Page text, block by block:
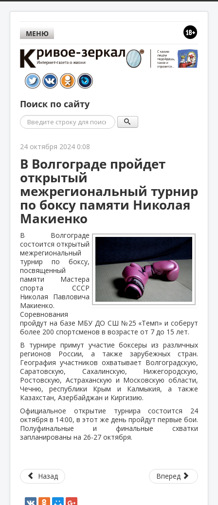
МЕНЮ
Поиск по сайту
Поиск
24 октября 2024 0:08
В Волгограде пройдет
открытый
межрегиональный турнир
по боксу памяти Николая
Макиенко
В Волгограде
состоится открытый
межрегиональный
турнир по боксу,
посвященный
памяти Мастера
спорта СССР
Николая Павловича
Макиенко.
Соревнования
пройдут на базе МБУ ДО СШ №25 «Темп» и соберут
более 200 спортсменов в возрасте от 7 до 15 лет.
В турнире примут участие боксеры из различных
регионов России, а также зарубежных стран.
География участников охватывает Волгоградскую,
Саратовскую, Сахалинскую, Нижегородскую,
Ростовскую, Астраханскую и Московскую области,
Чечню, республики Крым и Калмыкия, а также
Казахстан, Азербайджан и Киргизию.
Официальное открытие турнира состоится 24
октября в 14:00, в этот же день пройдут первые бои.
Полуфинальные и финальные схватки
запланированы на 26-27 октября.
Назад Вперед